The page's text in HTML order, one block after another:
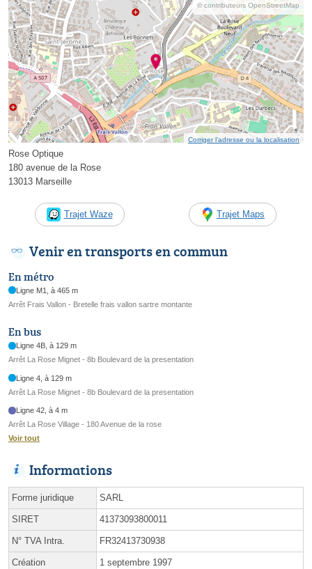
© contributeurs OpenStreetMap
Corriger l’adresse ou la localisation
Rose Optique
180 avenue de la Rose
13013 Marseille
Trajet Waze Trajet Maps
Venir en transports en commun
En métro
Ligne M1, à 465 m
Arrêt Frais Vallon - Bretelle frais vallon sartre montante
En bus
Ligne 4B, à 129 m
Arrêt La Rose Mignet - 8b Boulevard de la presentation
Ligne 4, à 129 m
Arrêt La Rose Mignet - 8b Boulevard de la presentation
Ligne 42, à 4 m
Arrêt La Rose Village - 180 Avenue de la rose
Voir tout
Informations
Forme juridique SARL
SIRET 41373093800011
N° TVA Intra. FR32413730938
Création 1 septembre 1997